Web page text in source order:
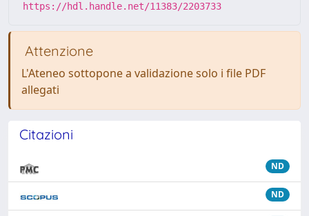
https://hdl.handle.net/11383/2203733
Attenzione
L'Ateneo sottopone a validazione solo i file PDF
allegati
Citazioni
ND
ND